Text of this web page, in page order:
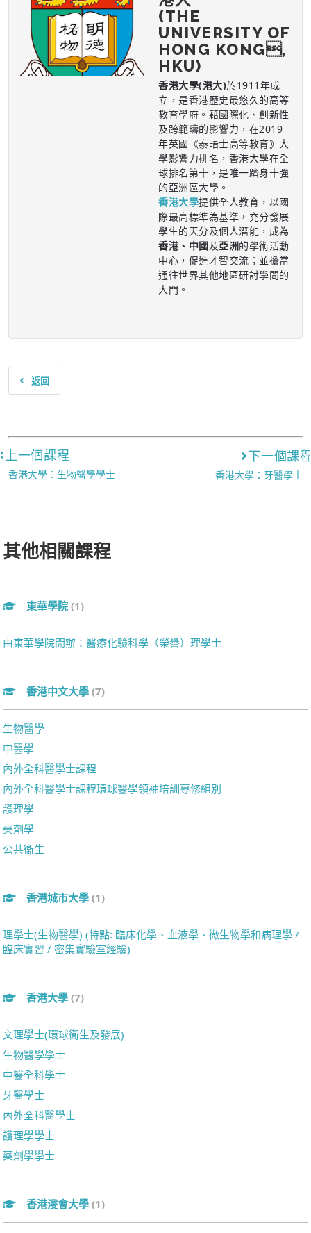
(THE
UNIVERSITY OF
HONG KONG,
HKU)
香港大學(港大)於1911年成
立，是香港歷史最悠久的高等
教育學府。藉國際化、創新性
及跨範疇的影響力，在2019
年英國《泰晤士高等教育》大
學影響力排名，香港大學在全
球排名第十，是唯一躋身十強
的亞洲區大學。
香港大學提供全人教育，以國
際最高標準為基準，充分發展
學生的天分及個人潛能，成為
香港、中國及亞洲的學術活動
中心，促進才智交流；並擔當
通往世界其他地區研討學問的
大門。
返回
上一個課程
香港大學：生物醫學學士
下一個課
香港大學：牙醫學士
其他相關課程
東華學院 (1)
由東華學院開辦：醫療化驗科學（榮譽）理學士
香港中文大學 (7)
生物醫學
中醫學
內外全科醫學士課程
內外全科醫學士課程環球醫學領袖培訓專修組別
護理學
藥劑學
公共衞生
香港城市大學 (1)
理學士(生物醫學) (特點: 臨床化學、血液學、微生物學和病理學 /
臨床實習 / 密集實驗室經驗)
香港大學 (7)
文理學士(環球衞生及發展)
生物醫學學士
中醫全科學士
牙醫學士
內外全科醫學士
護理學學士
藥劑學學士
香港浸會大學 (1)